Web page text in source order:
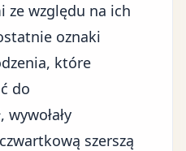
ze względu na ich
oznaki
które
do
szerszą